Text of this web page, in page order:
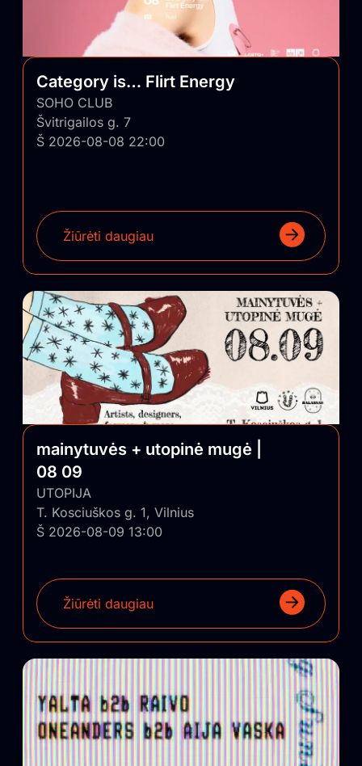
Category is… Flirt Energy
SOHO CLUB
Švitrigailos g. 7
Š 2026-08-08 22:00
Žiūrėti daugiau
mainytuvės + utopinė mugė |
08 09
UTOPIJA
T. Kosciuškos g. 1, Vilnius
Š 2026-08-09 13:00
Žiūrėti daugiau